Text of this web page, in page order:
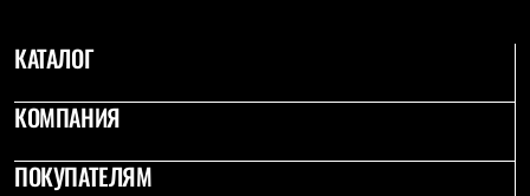
Куртки
Флисовая одежда
Брюки
Комбинезоны
Термобелье
КАТАЛОГ
КОМПАНИЯ
ПОКУПАТЕЛЯМ